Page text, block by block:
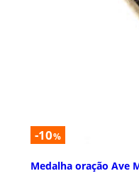
-10%
Medalha oração Ave